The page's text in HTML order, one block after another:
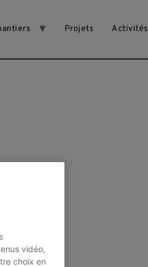
Projets Activités
vidéo,
choix en